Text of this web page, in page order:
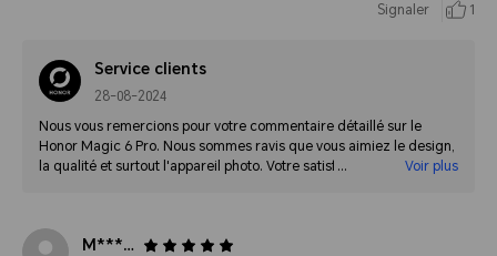
Signaler 1
Service clients
28-08-2024
Nous vous remercions pour votre commentaire détaillé sur le
Honor Magic 6 Pro. Nous sommes ravis que vous aimiez le design,
la qualité et surtout l'appareil photo. Votre satisfaction est notreVoir plus
M********